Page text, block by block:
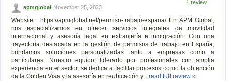
1 review
apmglobal November 25, 2023
Website : https://apmglobal.net/permiso-trabajo-espana/ En APM Global,
nos especializamos en ofrecer servicios integrales de movilidad
internacional y asesoría legal en extranjería e inmigración. Con una
trayectoria destacada en la gestión de permisos de trabajo en España,
brindamos soluciones personalizadas tanto a empresas como a
particulares. Nuestro equipo, liderado por profesionales con amplia
experiencia en el sector, se dedica a facilitar procesos como la obtención
de la Golden Visa y la asesoría en reubicación y...read full review »